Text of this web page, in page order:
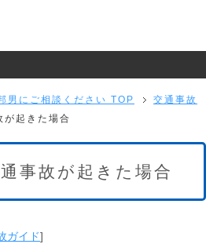
男にご相談ください TOP
交通事故
が起きた場合
事故が起きた場合
ガイド]